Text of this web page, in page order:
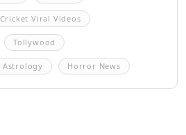
Cricket Viral Videos
Tollywood
Astrology Horror News